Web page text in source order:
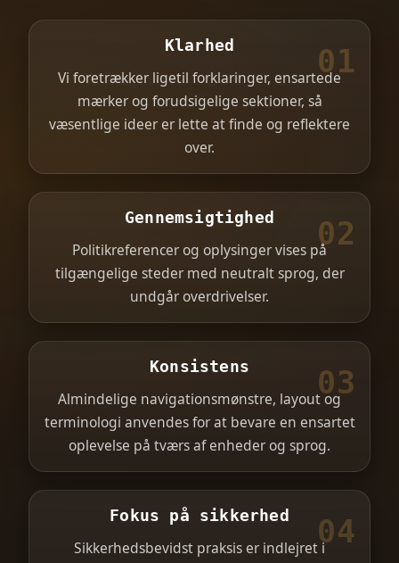
01
Klarhed
Vi foretrækker ligetil forklaringer, ensartede
mærker og forudsigelige sektioner, så
væsentlige ideer er lette at finde og reflektere
over.
02
Gennemsigtighed
Politikreferencer og oplysinger vises på
tilgængelige steder med neutralt sprog, der
undgår overdrivelser.
03
Konsistens
Almindelige navigationsmønstre, layout og
terminologi anvendes for at bevare en ensartet
oplevelse på tværs af enheder og sprog.
04
Fokus på sikkerhed
Sikkerhedsbevidst praksis er indlejret i